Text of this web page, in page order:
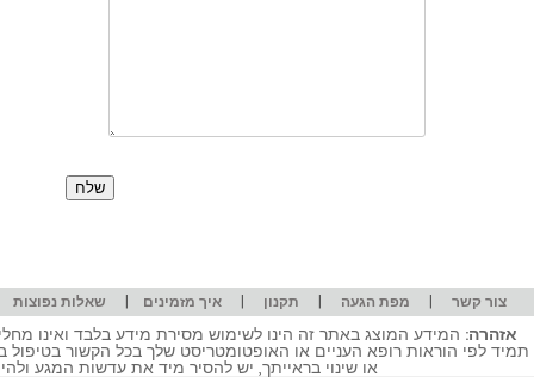
צור קשר | מפת הגעה | תקנון |איך מזמינים | שאלות נפוצות
אזהרה: המידע המוצג באתר זה הינו לשימוש מסירת מידע בלבד ואינו
תמיד לפי הוראות רופא העניים או האופטומטריסט שלך בכל הקשור
או שינוי בראייתך, יש להסיר מיד את עדשות המגע